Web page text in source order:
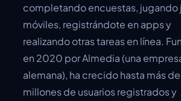
completando encuestas, jugando
móviles, registrándote en apps y
realizando otras tareas en línea.
en 2020 por Almedia (una
alemana), ha crecido hasta más
millones de usuarios registrados y